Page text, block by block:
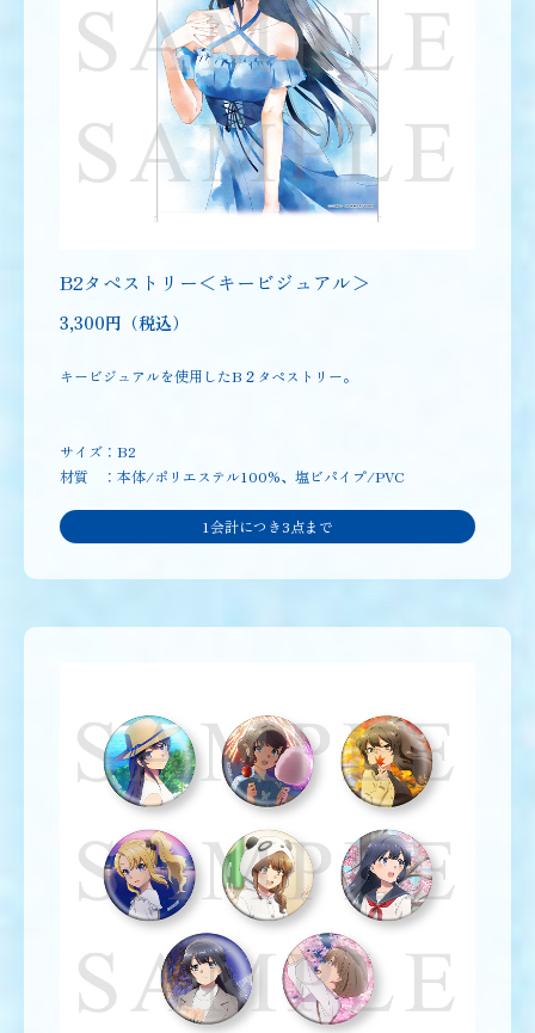
B2タペストリー＜キービジュアル＞
3,300円（税込）
キービジュアルを使用したB２タペストリー。
サイズ：B2
材質 ：本体/ポリエステル100%、塩ビパイプ/PVC
1会計につき3点まで